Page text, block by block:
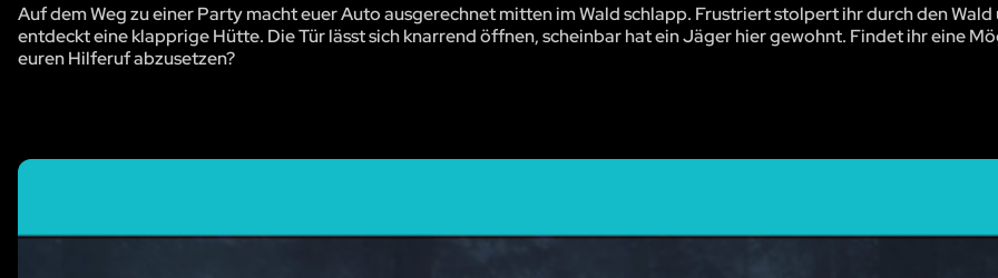
Auf dem Weg zu einer Party macht euer Auto ausgerechnet mitten im Wald schlapp. Frustriert stolpert ihr durch den Wald
entdeckt eine klapprige Hütte. Die Tür lässt sich knarrend öffnen, scheinbar hat ein Jäger hier gewohnt. Findet ihr eine
euren Hilferuf abzusetzen?